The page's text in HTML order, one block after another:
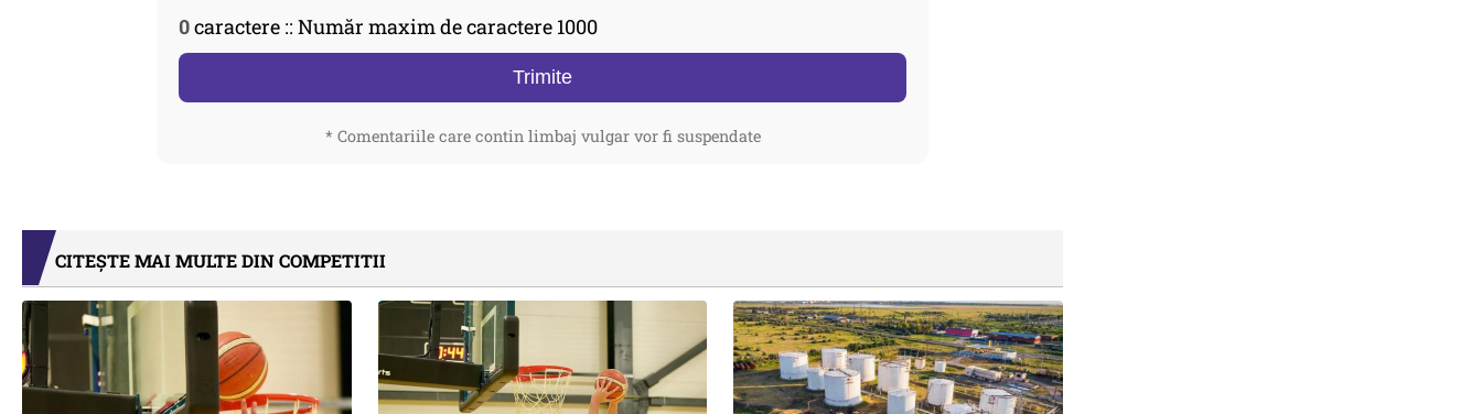
0caractere :: Număr maxim de caractere 1000
Trimite
* Comentariile care contin limbaj vulgar vor fi suspendate
CITEȘTE MAI MULTE DIN COMPETITII